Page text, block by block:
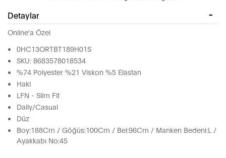
Detaylar
Online'a Özel
0HC13ORTBT189H01S
SKU: 8683578018534
%74 Polyester %21 Viskon %5 Elastan
Haki
LFN - Slim Fit
Daily/Casual
Düz
Boy:188Cm / Göğüs:100Cm / Bel:96Cm / Manken Bedeni:L /
Ayakkabı No:45